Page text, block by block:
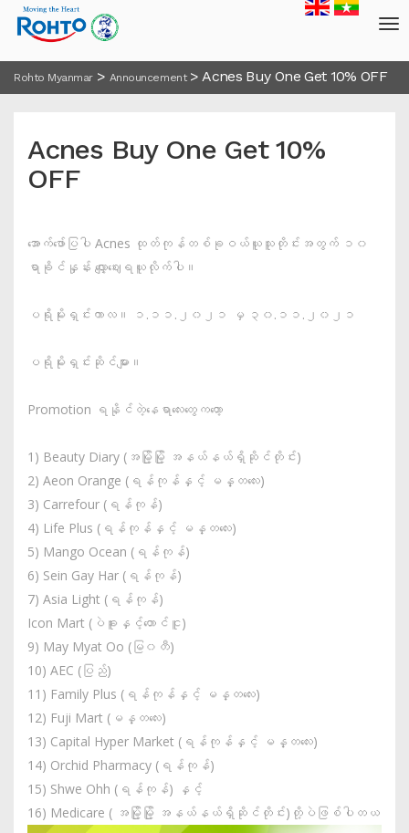
Rohto Myanmar> Announcement>Acnes Buy One Get 10% OFF
Acnes Buy One Get 10%
OFF
အောက်ဖော်ပြပါ Acnes ထုတ်ကုန်တစ်ခုဝယ်ယူသူတိုင်းအတွက် ၁၀
ရာခိုင်နှုန်း လျှော့ဈေးရယူလိုက်ပါ။
ပရိုမိုးရှင်းကာလ။ ၁.၁၁.၂၀၂၁ မှ ၃၀.၁၁.၂၀၂၁
ပရိုမိုးရှင်းဆိုင်များ။
Promotion ရနိုင်တဲ့နေရာလေးတွေကတော့
1) Beauty Diary (အမြို့မြို့ အနယ်နယ်ရှိဆိုင်တိုင်း)
2) Aeon Orange (ရန်ကုန်နှင့် မန္တလေး)
3) Carrefour (ရန်ကုန်)
4) Life Plus (ရန်ကုန်နှင့် မန္တလေး)
5) Mango Ocean (ရန်ကုန်)
6) Sein Gay Har (ရန်ကုန်)
7) Asia Light (ရန်ကုန်)
Icon Mart (ပဲခူးနှင့်တောင်ငူ)
9) May Myat Oo (မြ၀တီ)
10) AEC (ပြည်)
11) Family Plus (ရန်ကုန်နှင့် မန္တလေး)
12) Fuji Mart (မန္တလေး)
13) Capital Hyper Market (ရန်ကုန်နှင့် မန္တလေး)
14) Orchid Pharmacy (ရန်ကုန်)
15) Shwe Ohh (ရန်ကုန်) နှင့်
16) Medicare ( အမြို့မြို့ အနယ်နယ်ရှိဆိုင်တိုင်း)တို့ပဲဖြစ်ပါတယ